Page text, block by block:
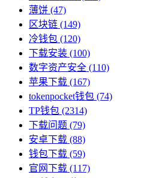
薄饼 (47)
区块链 (149)
冷钱包 (120)
下载安装 (100)
数字资产安全 (110)
苹果下载 (167)
tokenpocket钱包 (74)
TP钱包 (2314)
下载问题 (79)
安卓下载 (88)
钱包下载 (59)
官网下载 (117)